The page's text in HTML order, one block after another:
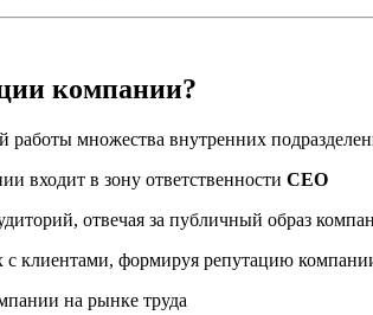
компании?
работы множества внутренних
входит в зону ответственности CEO
отвечая за публичный образ
с клиентами, формируя репутацию
на рынке труда